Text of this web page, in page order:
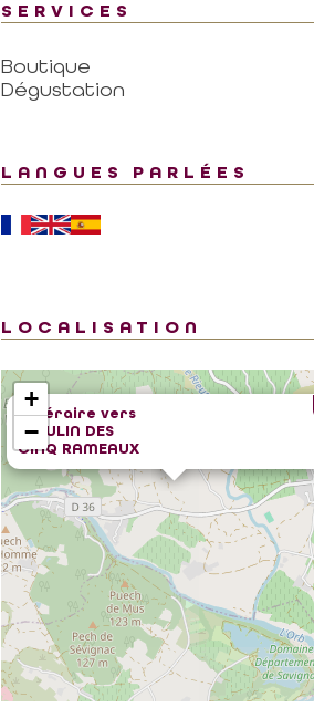
SERVICES
Boutique
Dégustation
LANGUES PARLÉES
LOCALISATION
Itinéraire vers
MOULIN DES
CINQ RAMEAUX
+
−